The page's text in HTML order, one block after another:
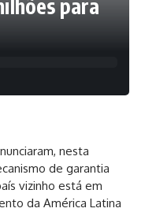
para
nesta
de garantia
vizinho está em
da América Latina